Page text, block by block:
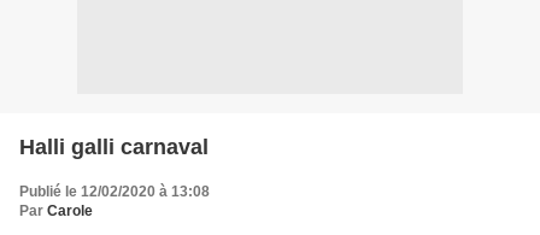
Halli galli carnaval
Publié le 12/02/2020 à 13:08
Par Carole